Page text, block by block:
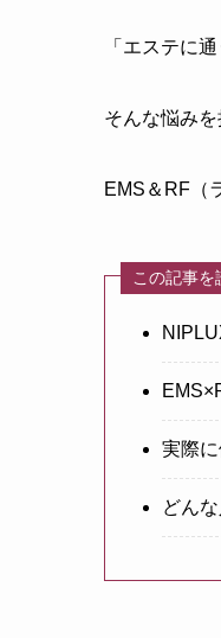
「エステに
そんな悩み
EMS＆RF（
この記事を
実際
どん